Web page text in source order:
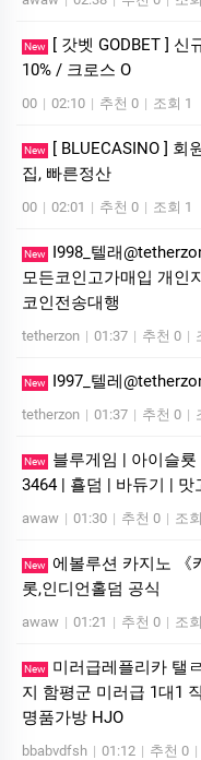
New
[ 갓벳 GODBET ]
10% / 크로스 O
00 | 02:10 | 추천 0 | 조회 1
New
[ BLUECASINO ] 회
집, 빠른정산
00 | 02:01 | 추천 0 | 조회 1
New
I998_텔래
모든코인고가매입 개인
코인전송대행
tetherzon | 01:37 | 추천 0 |
New I997_텔레
tetherzon | 01:37 | 추천 0 |
New
블루게­임 | 아이슬
3464 | 횰덤 | 바듀기 | 맛
awaw | 01:30 | 추천 0 | 조
New 에볼루션 카­지노 《
롯,인디언홀덤 공식
awaw | 01:21 | 추천 0 | 조
New
미러급레플리카 탤
지 함평군 미러급 1대1
명품가방 HJO
bbabvdfsh | 01:12 | 추천 0 |